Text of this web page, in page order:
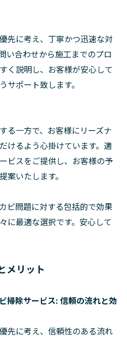
先に考え、丁寧かつ迅速な対
い合わせから施工までのプロ
く説明し、お客様が安心して
サポート致します。
る一方で、お客様にリーズナ
けるよう心掛けています。適
ビスをご提供し、お客様の予
案いたします。
ビ問題に対する包括的で効果
に最適な選択です。安心して
メリット
掃除サービス: 信頼の流れと効
先に考え、信頼性のある流れ